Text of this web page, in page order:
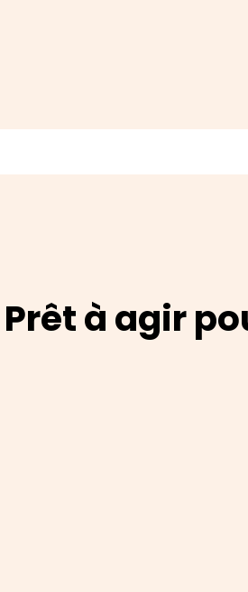
Prêt à agir